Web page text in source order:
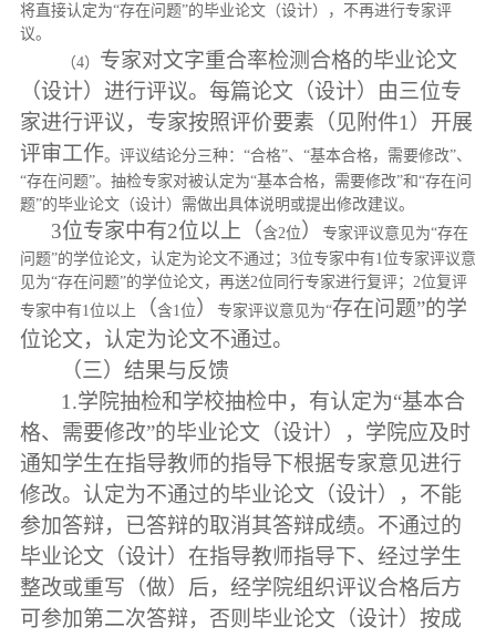
将直接认定为“存在问题”的毕业论文（设计），不再进行专家评
议。
（4） 专家对文字重合率检测合格的毕业论文
（设计）进行评议。每篇论文（设计）由三位专
家进行评议，专家按照评价要素 （见附件1 ）开展
评审工作。评议结论分三种： “合格”、“基本合格，需要修改”、
“存在问题”。抽检专家对被认定为“基本合格，需要修改”和“存在问
题”的毕业论文（设计）需做出具体说明或提出修改建议。
3位专家中有2位以上 （含2位 ） 专家评议意见为“存在
问题”的学位论文，认定为论文不通过；3位专家中有1位专家评议意
见为“存在问题”的学位论文，再送2位同行专家进行复评；2位复评
专家中有1位以上
（含1位 ） 专家评议意见为“存在问题”的学
位论文，认定为论文不通过。
（三）结果与反馈
1.学院抽检和学校抽检中，有认定为“基本合
格、需要修改”的毕业论文（设计），学院应及时
通知学生在指导教师的指导下根据专家意见进行
修改。认定为不通过的毕业论文（设计）
，不能
参加答辩，已答辩的取消其答辩成绩。不通过的
毕业论文（设计）在指导教师指导下、经过学生
整改或重写（做）后，经学院组织评议合格后方
可参加第二次答辩，否则毕业论文（设计）按成